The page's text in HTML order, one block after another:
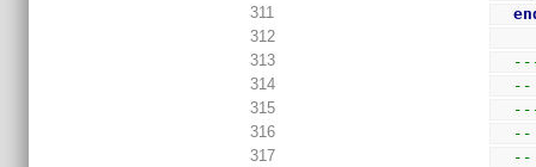
311
312
313
314
--
315
316
--
317
--